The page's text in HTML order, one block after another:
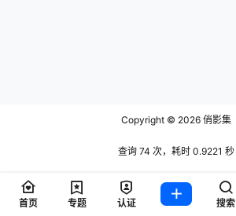
Copyright © 2026 俏影集
查询 74 次，耗时 0.9221 秒
首页 专题 认证 搜索